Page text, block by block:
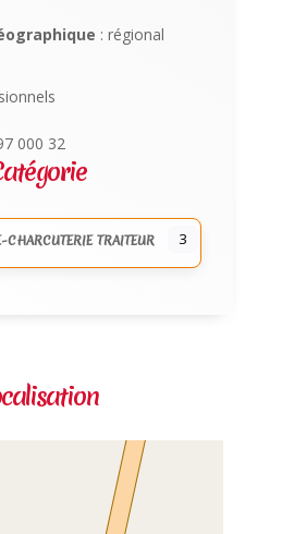
: régional
000 32
CHARCUTERIE TRAITEUR 3